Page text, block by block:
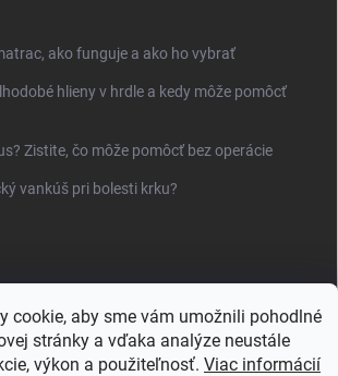
cookie, aby sme vám umožnili pohodlné
stránky a vďaka analýze neustále
výkon a použiteľnosť. Viac informácií
ako funguje a ako ho vybrať
hlieny v hrdle a kedy môže pomôcť
Zistite, čo môže pomôcť bez operácie
vankúš pri bolesti krku?